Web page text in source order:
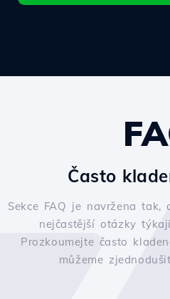
Často
Sekce FAQ je navržena tak,
nejčastější otázky
Prozkoumejte často
můžeme